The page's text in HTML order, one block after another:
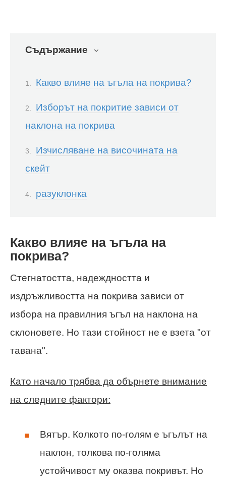
Съдържание
Какво влияе на ъгъла на покрива?
Изборът на покритие зависи от
наклона на покрива
Изчисляване на височината на
скейт
разуклонка
Какво влияе на ъгъла на
покрива?
Стегнатостта, надеждността и
издръжливостта на покрива зависи от
избора на правилния ъгъл на наклона на
склоновете. Но тази стойност не е взета "от
тавана".
Като начало трябва да обърнете внимание
на следните фактори:
Вятър. Колкото по-голям е ъгълът на
наклон, толкова по-голяма
устойчивост му оказва покривът. Но